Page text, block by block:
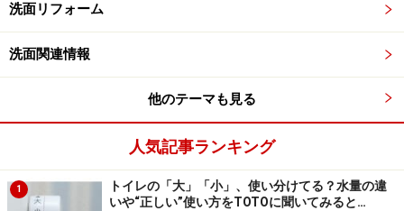
カウンターに据え置くタイプの陶器製の洗面器。さまざまな
空間にコーディネートが可能。[ベッセル式洗面器 ＬＳ
703]TOTO
壁に設置する（ブラケット）タイプ、埋め込みや半埋め
込みタイプ、据え置きタイプなどがあり、スペースが限
られている場合にも向いているでしょう。
洗面リフォーム
洗面関連情報
他のテーマも見る
人気記事ランキング
1
トイレの「大」「小」、使い分けてる？水量の違
いや“正しい”使い方をTOTOに聞いてみると…